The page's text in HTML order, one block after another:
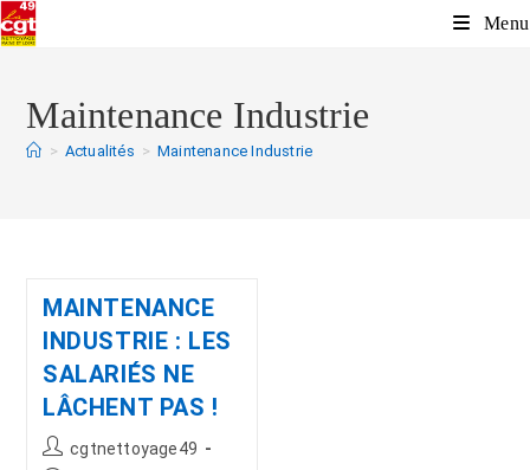
Menu
Maintenance Industrie
> Actualités > Maintenance Industrie
MAINTENANCE
INDUSTRIE : LES
SALARIÉS NE
LÂCHENT PAS !
cgtnettoyage49